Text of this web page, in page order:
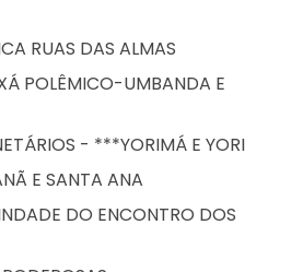
RUAS DAS ALMAS
POLÊMICO-UMBANDA E
- ***YORIMÁ E YORI
E SANTA ANA
DO ENCONTRO DOS